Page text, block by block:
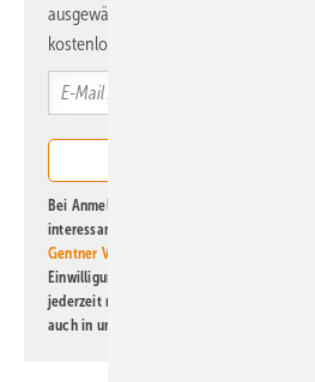
ausgewählte Informationen und
kostenlos direkt ins Postfach.
Bei Anmeldung zu diesem Newsletter bin
interessante Verlags- und Online-Angebote
Gentner Verlag GmbH & Co. KG
Einwilligung kann ich jederzeit widerrufen
jederzeit möglich. Informationen zum
auch in unserer